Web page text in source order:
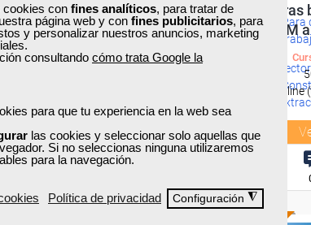
cookies con fines analíticos, para tratar de
página web y con fines publicitarios, para
y personalizar nuestros anuncios, marketing
consultando cómo trata Google la
para que tu experiencia en la web sea
las cookies y seleccionar solo aquellas que
Si no seleccionas ninguna utilizaremos
para la navegación.
Política de privacidad Configuración ◮
Para desempleados,
trabajadores y autónomos.
reclamaciones
Curso Gratuito
Ver curso
Sector
-
estructuras
BIM